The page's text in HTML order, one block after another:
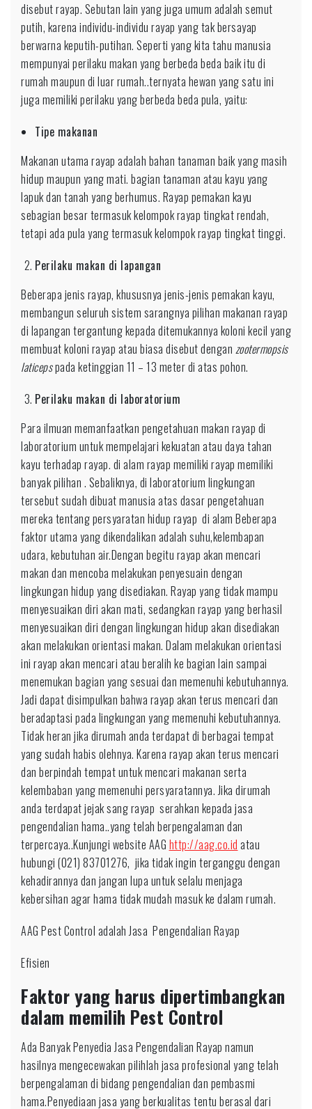
disebut rayap. Sebutan lain yang juga umum adalah semut
putih, karena individu-individu rayap yang tak bersayap
berwarna keputih-putihan. Seperti yang kita tahu manusia
mempunyai perilaku makan yang berbeda beda baik itu di
rumah maupun di luar rumah..ternyata hewan yang satu ini
juga memiliki perilaku yang berbeda beda pula, yaitu:
Tipe makanan
Makanan utama rayap adalah bahan tanaman baik yang masih
hidup maupun yang mati. bagian tanaman atau kayu yang
lapuk dan tanah yang berhumus. Rayap pemakan kayu
sebagian besar termasuk kelompok rayap tingkat rendah,
tetapi ada pula yang termasuk kelompok rayap tingkat tinggi.
Perilaku makan di lapangan
Beberapa jenis rayap, khususnya jenis-jenis pemakan kayu,
membangun seluruh sistem sarangnya pilihan makanan rayap
di lapangan tergantung kepada ditemukannya koloni kecil yang
membuat koloni rayap atau biasa disebut dengan zootermopsis
laticepspada ketinggian 11 – 13 meter di atas pohon.
Perilaku makan di laboratorium
Para ilmuan memanfaatkan pengetahuan makan rayap di
laboratorium untuk mempelajari kekuatan atau daya tahan
kayu terhadap rayap. di alam rayap memiliki rayap memiliki
banyak pilihan . Sebaliknya, di laboratorium lingkungan
tersebut sudah dibuat manusia atas dasar pengetahuan
mereka tentang persyaratan hidup rayap di alam Beberapa
faktor utama yang dikendalikan adalah suhu,kelembapan
udara, kebutuhan air.Dengan begitu rayap akan mencari
makan dan mencoba melakukan penyesuain dengan
lingkungan hidup yang disediakan. Rayap yang tidak mampu
menyesuaikan diri akan mati, sedangkan rayap yang berhasil
menyesuaikan diri dengan lingkungan hidup akan disediakan
akan melakukan orientasi makan. Dalam melakukan orientasi
ini rayap akan mencari atau beralih ke bagian lain sampai
menemukan bagian yang sesuai dan memenuhi kebutuhannya.
Jadi dapat disimpulkan bahwa rayap akan terus mencari dan
beradaptasi pada lingkungan yang memenuhi kebutuhannya.
Tidak heran jika dirumah anda terdapat di berbagai tempat
yang sudah habis olehnya. Karena rayap akan terus mencari
dan berpindah tempat untuk mencari makanan serta
kelembaban yang memenuhi persyaratannya. Jika dirumah
anda terdapat jejak sang rayap serahkan kepada jasa
pengendalian hama..yang telah berpengalaman dan
terpercaya..Kunjungi website AAG http://aag.co.id atau
hubungi (021) 83701276, jika tidak ingin terganggu dengan
kehadirannya dan jangan lupa untuk selalu menjaga
kebersihan agar hama tidak mudah masuk ke dalam rumah.
AAG Pest Control adalah Jasa Pengendalian Rayap
Efisien
Faktor yang harus dipertimbangkan
dalam memilih Pest Control
Ada Banyak Penyedia Jasa Pengendalian Rayap namun
hasilnya mengecewakan pilihlah jasa profesional yang telah
berpengalaman di bidang pengendalian dan pembasmi
hama.Penyediaan jasa yang berkualitas tentu berasal dari